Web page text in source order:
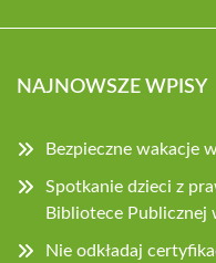
NAJNOWSZE WPISY
Bezpieczne wakacje
Spotkanie dzieci z
Bibliotece Publicznej
Nie odkładaj